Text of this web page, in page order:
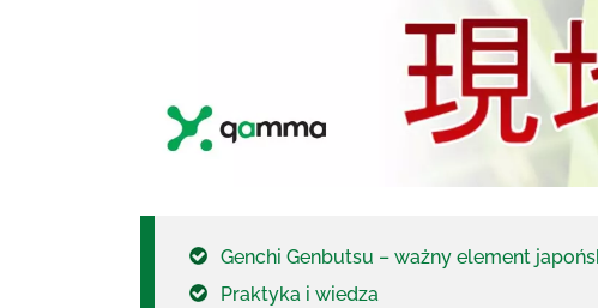
Genchi Genbutsu – ważny element
Praktyka i wiedza